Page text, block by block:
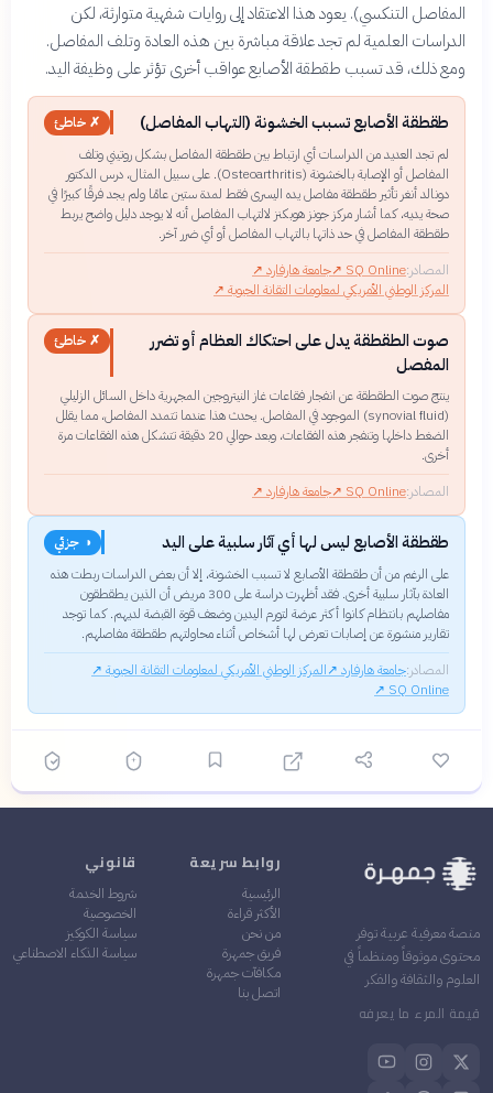
المفاصل التنكسي). يعود هذا الاعتقاد إلى روايات شفهية متوارثة، لكن
الدراسات العلمية لم تجد علاقة مباشرة بين هذه العادة وتلف المفاصل.
ومع ذلك، قد تسبب طقطقة الأصابع عواقب أخرى تؤثر على وظيفة اليد.
طقطقة الأصابع تسبب الخشونة (التهاب المفاصل)
✗ خاطئ
لم تجد العديد من الدراسات أي ارتباط بين طقطقة المفاصل بشكل روتيني وتلف
المفاصل أو الإصابة بالخشونة (Osteoarthritis). على سبيل المثال، درس الدكتور
دونالد أنغر تأثير طقطقة مفاصل يده اليسرى فقط لمدة ستين عامًا ولم يجد فرقًا كبيرًا في
صحة يديه، كما أشار مركز جونز هوبكنز لالتهاب المفاصل أنه لا يوجد دليل واضح يربط
طقطقة المفاصل في حد ذاتها بالتهاب المفاصل أو أي ضرر آخر.
المصادر:SQ Online
↗جامعة هارفارد ↗
المركز الوطني الأمريكي لمعلومات التقانة الحيوية ↗
صوت الطقطقة يدل على احتكاك العظام أو تضرر
المفصل
✗ خاطئ
ينتج صوت الطقطقة عن انفجار فقاعات غاز النيتروجين المجهرية داخل السائل الزليلي
(synovial fluid) الموجود في المفاصل. يحدث هذا عندما تتمدد المفاصل، مما يقلل
الضغط داخلها وتنفجر هذه الفقاعات، وبعد حوالي 20 دقيقة تتشكل هذه الفقاعات مرة
أخرى.
المصادر:SQ Online
↗جامعة هارفارد ↗
طقطقة الأصابع ليس لها أي آثار سلبية على اليد
◑ جزئي
على الرغم من أن طقطقة الأصابع لا تسبب الخشونة، إلا أن بعض الدراسات ربطت هذه
العادة بآثار سلبية أخرى. فقد أظهرت دراسة على 300 مريض أن الذين يطقطقون
مفاصلهم بانتظام كانوا أكثر عرضة لتورم اليدين وضعف قوة القبضة لديهم. كما توجد
تقارير منشورة عن إصابات تعرض لها أشخاص أثناء محاولتهم طقطقة مفاصلهم.
المصادر:جامعة هارفارد ↗المركز الوطني الأمريكي لمعلومات التقانة الحيوية ↗
SQ Online
↗
منصة معرفية عربية توفر
محتوى موثوقاً ومنظماً في
العلوم والثقافة والفكر
قيمة المرء ما يعرفه
روابط سريعة
الرئيسية
الأكثر قراءة
من نحن
فريق جمهرة
مكافآت جمهرة
اتصل بنا
قانوني
شروط الخدمة
الخصوصية
سياسة الكوكيز
سياسة الذكاء الاصطناعي